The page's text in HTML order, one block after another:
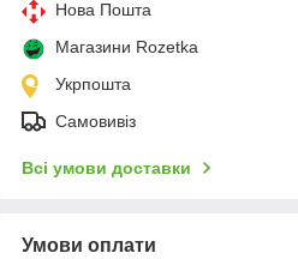
Нова Пошта
Магазини Rozetka
Укрпошта
Самовивіз
Всі умови доставки
Умови оплати